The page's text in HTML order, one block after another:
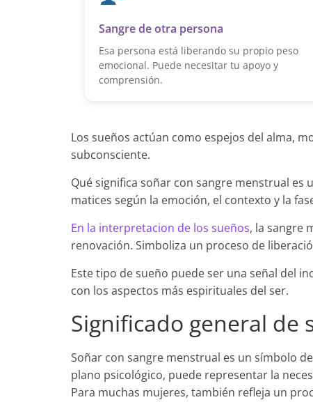
Sangre de otra persona
Esa persona está liberando su propio peso
emocional. Puede necesitar tu apoyo y
comprensión.
Los sueños actúan como espejos del alma,
subconsciente.
Qué significa soñar con sangre menstrual
matices según la emoción, el contexto y la
En la interpretacion de los sueños, la sangre
renovación. Simboliza un proceso de
Este tipo de sueño puede ser una señal del
con los aspectos más espirituales del ser.
Significado general de
Soñar con sangre menstrual es un símbolo
plano psicológico, puede representar la
Para muchas mujeres, también refleja un